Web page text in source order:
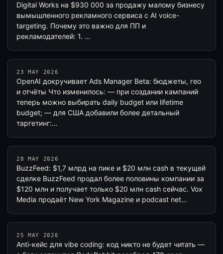
Digital Works на $930 000 за продажу малому бизнесу
вымышленного рекламного сервиса с AI voice-
targeting. Почему это важно для ПП и
рекламодателей: 1. …
23 MAY 2026
OpenAI докручивает Ads Manager Beta: бюджеты, гео
и отчёты Что изменилось: — при создании кампаний
теперь можно выбирать daily budget или lifetime
budget; — для США добавили более детальный
таргетинг:…
28 MAY 2026
BuzzFeed: $1,7 млрд на пике и $20 млн cash в текущей
сделке BuzzFeed продал более половины компании за
$120 млн и получает только $20 млн cash сейчас. Vox
Media продаёт New York Magazine и podcast net…
25 MAY 2026
Anti-кейс для vibe coding: код никто не будет читать —